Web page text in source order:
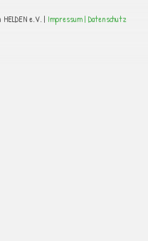
e.V. | Impressum | Datenschutz